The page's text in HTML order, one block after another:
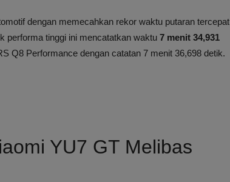
dengan memecahkan rekor waktu putaran tercepat
performa tinggi ini mencatatkan waktu 7 menit 34,931
Q8 Performance dengan catatan 7 menit 36,698 detik.
YU7 GT Melibas